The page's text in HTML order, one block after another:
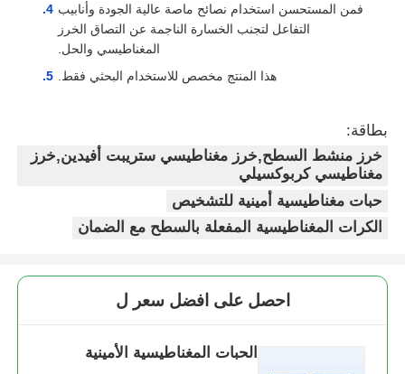
فمن المستحسن استخدام نصائح ماصة عالية الجودة وأنابيب
التفاعل لتجنب الخسارة الناجمة عن التصاق الخرز
المغناطيسي والحل.
هذا المنتج مخصص للاستخدام البحثي فقط.
بطاقة:
خرز منشط السطح,خرز مغناطيسي ستريبت أفيدين,خرز
مغناطيسي كربوكسيلي
حبات مغناطيسية أمينية للتشخيص
الكرات المغناطيسية المفعلة بالسطح مع الضمان
احصل على افضل سعر ل
الحبات المغناطيسية الأمينية